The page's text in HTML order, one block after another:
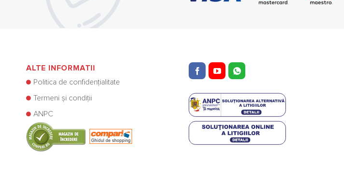
ALTE INFORMATII
Politica de confidențialitate
Termeni și condiții
ANPC